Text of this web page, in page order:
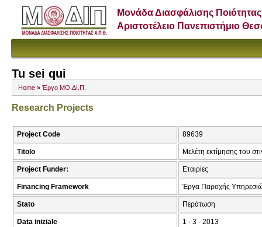
Μονάδα Διασφάλισης Ποιότητας
Αριστοτέλειο Πανεπιστήμιο
Tu sei qui
Home » Έργο ΜΟ.ΔΙ.Π.
Research Projects
Project Code 89639
Titolo Μελέτη εκτίμησης του
Project Funder: Εταιρίες
Financing Framework Έργα Παροχής
Stato Περάτωση
Data iniziale 1 - 3 - 2013